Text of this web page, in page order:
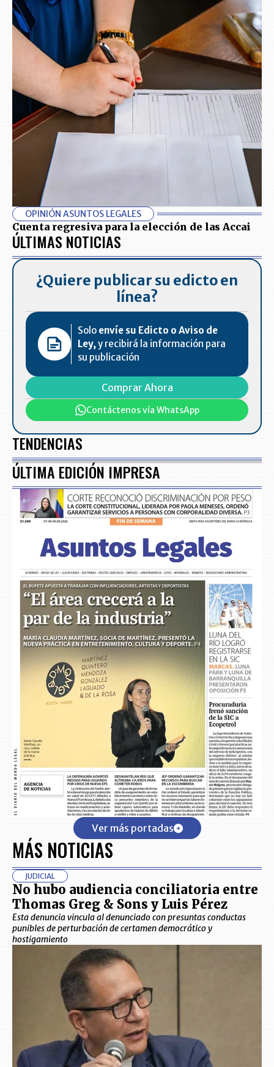
OPINIÓN ASUNTOS LEGALES
Cuenta regresiva para la elección de las Accai
ÚLTIMAS NOTICIAS
¿Quiere publicar su edicto en
línea?
Solo envíe su Edicto o Aviso de
Ley,y recibirá la información para
su publicación
Comprar Ahora
Contáctenos vía WhatsApp
TENDENCIAS
ÚLTIMA EDICIÓN IMPRESA
Ver más portadas
MÁS NOTICIAS
JUDICIAL
No hubo audiencia conciliatoria entre
Thomas Greg & Sons y Luis Pérez
Esta denuncia vincula al denunciado con presuntas conductas
punibles de perturbación de certamen democrático y
hostigamiento